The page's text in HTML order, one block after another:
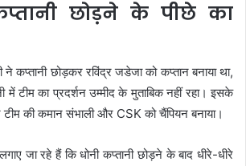
छोड़ने के पीछे का
कप्तानी छोड़कर रविंद्र जडेजा को कप्तान बनाया था,
में टीम का प्रदर्शन उम्मीद के मुताबिक नहीं रहा। इसके
टीम की कमान संभाली और CSK को चैंपियन बनाया।
जा रहे हैं कि धोनी कप्तानी छोड़ने के बाद धीरे-धीरे